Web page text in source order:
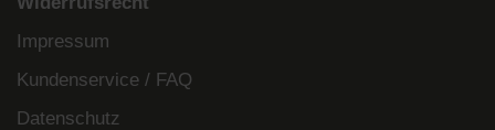
Impressum
Kundenservice / FAQ
Datenschutz